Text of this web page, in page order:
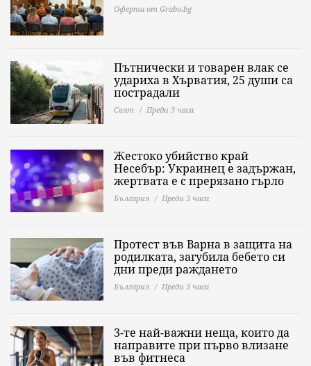
Оферта от Grabo.bg
Пътнически и товарен влак се
удариха в Хърватия, 25 души са
пострадали
Свят Преди 3 часа
Жестоко убийство край
Несебър: Украинец е задържан,
жертвата е с прерязано гърло
България Преди 3 часа
Протест във Варна в защита на
родилката, загубила бебето си
дни преди раждането
България Преди 3 часа
3-те най-важни неща, които да
направите при първо влизане
във фитнеса